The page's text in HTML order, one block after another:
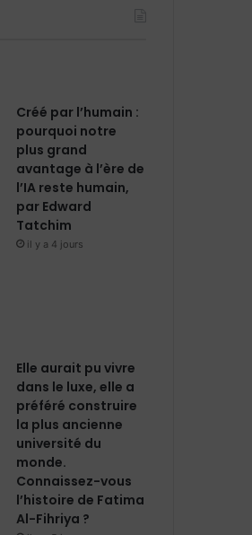
Créé par l’humain :
pourquoi notre
plus grand
avantage à l’ère de
l’IA reste humain,
par Edward
Tatchim
il y a 4 jours
Elle aurait pu vivre
dans le luxe, elle a
préféré construire
la plus ancienne
université du
monde.
Connaissez-vous
l’histoire de Fatima
Al-Fihriya ?